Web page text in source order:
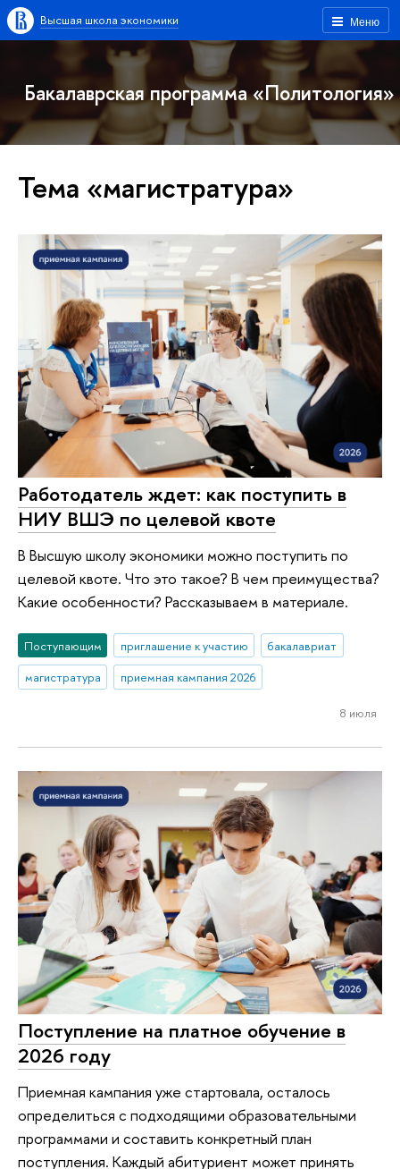
Меню
Высшая школа экономики
Бакалаврская программа «Политология»
Тема «магистратура»
Работодатель ждет: как поступить в
НИУ ВШЭ по целевой квоте
В Высшую школу экономики можно поступить по
целевой квоте. Что это такое? В чем преимущества?
Какие особенности? Рассказываем в материале.
Поступающим приглашение к участию
бакалавриат
магистратура
приемная кампания 2026
8 июля
Поступление на платное обучение в
2026 году
Приемная кампания уже стартовала, осталось
определиться с подходящими образовательными
программами и составить конкретный план
поступления. Каждый абитуриент может принять